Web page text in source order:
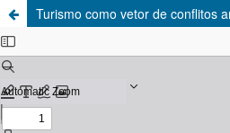
Turismo como vetor de conflitos